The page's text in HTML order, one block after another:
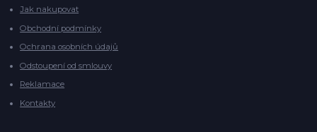
Jak nakupovat
Obchodní podmínky
Ochrana osobních údajů
Odstoupení od smlouvy
Reklamace
Kontakty